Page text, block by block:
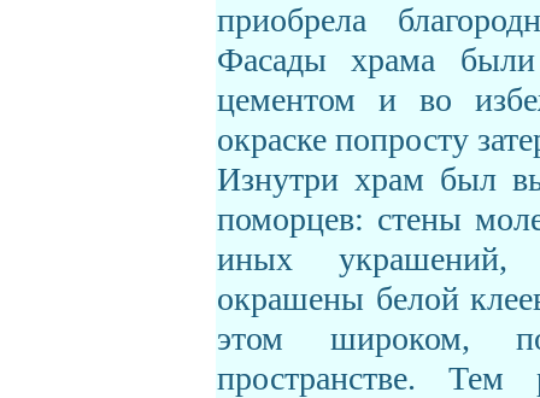
приобрела
Фасады храма
цементом и во
окраске попросту
Изнутри храм был
поморцев: стены
иных украшений,
окрашены белой
этом широком,
пространстве. Тем